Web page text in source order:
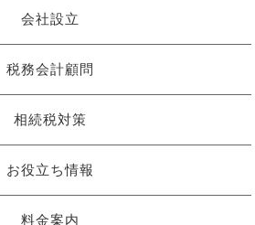
会社設立
税務会計顧問
相続税対策
お役立ち情報
料金案内